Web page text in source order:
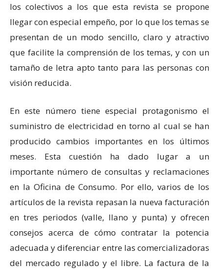
los colectivos a los que esta revista se propone
llegar con especial empeño, por lo que los temas se
presentan de un modo sencillo, claro y atractivo
que facilite la comprensión de los temas, y con un
tamaño de letra apto tanto para las personas con
visión reducida.
En este número tiene especial protagonismo el
suministro de electricidad en torno al cual se han
producido cambios importantes en los últimos
meses. Esta cuestión ha dado lugar a un
importante número de consultas y reclamaciones
en la Oficina de Consumo. Por ello, varios de los
artículos de la revista repasan la nueva facturación
en tres periodos (valle, llano y punta) y ofrecen
consejos acerca de cómo contratar la potencia
adecuada y diferenciar entre las comercializadoras
del mercado regulado y el libre. La factura de la